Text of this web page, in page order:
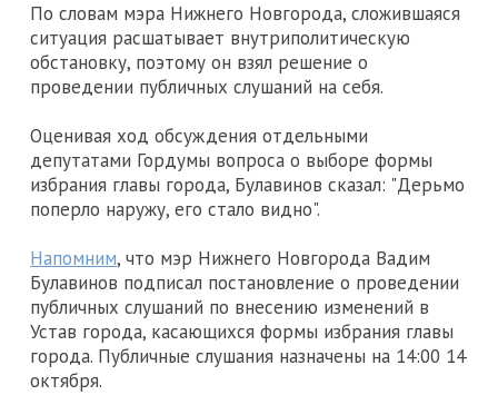
По словам мэра Нижнего Новгорода, сложившаяся
ситуация расшатывает внутриполитическую
обстановку, поэтому он взял решение о
проведении публичных слушаний на себя.
Оценивая ход обсуждения отдельными
депутатами Гордумы вопроса о выборе формы
избрания главы города, Булавинов сказал: "Дерьмо
поперло наружу, его стало видно".
Напомним, что мэр Нижнего Новгорода Вадим
Булавинов подписал постановление о проведении
публичных слушаний по внесению изменений в
Устав города, касающихся формы избрания главы
города. Публичные слушания назначены на 14:00 14
октября.